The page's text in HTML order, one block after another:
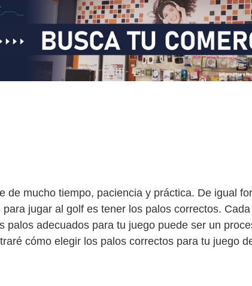
de mucho tiempo, paciencia y práctica. De igual
jugar al golf es tener los palos correctos.
palos adecuados para tu juego puede ser un
cómo elegir los palos correctos para tu juego